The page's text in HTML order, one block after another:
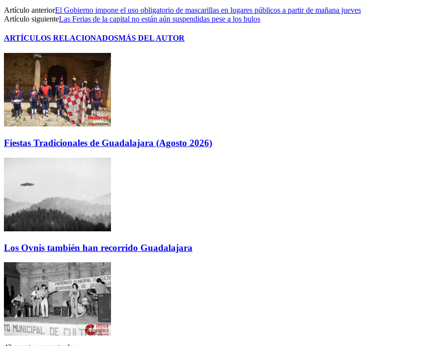
Artículo anteriorEl Gobierno impone el uso obligatorio de mascarillas en lugares públicos a partir de mañana jueves
Artículo siguienteLas Ferias de la capital no están aún suspendidas pese a los bulos
ARTÍCULOS RELACIONADOSMÁS DEL AUTOR
Fiestas Tradicionales de Guadalajara (Agosto 2026)
Los Ovnis también han recorrido Guadalajara